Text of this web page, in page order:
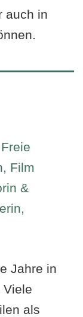
auch in
Film
&
Jahre in
Viele
als